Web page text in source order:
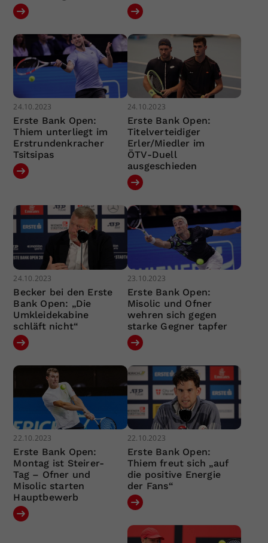
24.10.2023
Erste Bank Open:
Thiem unterliegt im
Erstrundenkracher
Tsitsipas
24.10.2023
Erste Bank Open:
Titelverteidiger
Erler/Miedler im
ÖTV-Duell
ausgeschieden
24.10.2023
Becker bei den Erste
Bank Open: „Die
Umkleidekabine
schläft nicht“
23.10.2023
Erste Bank Open:
Misolic und Ofner
wehren sich gegen
starke Gegner tapfer
22.10.2023
Erste Bank Open:
Montag ist Steirer-
Tag – Ofner und
Misolic starten
Hauptbewerb
22.10.2023
Erste Bank Open:
Thiem freut sich „auf
die positive Energie
der Fans“